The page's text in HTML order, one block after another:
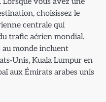
choisissez le
centrale qui
trafic aérien mondial.
au monde incluent
Unis, Kuala Lumpur en
aux Émirats arabes unis